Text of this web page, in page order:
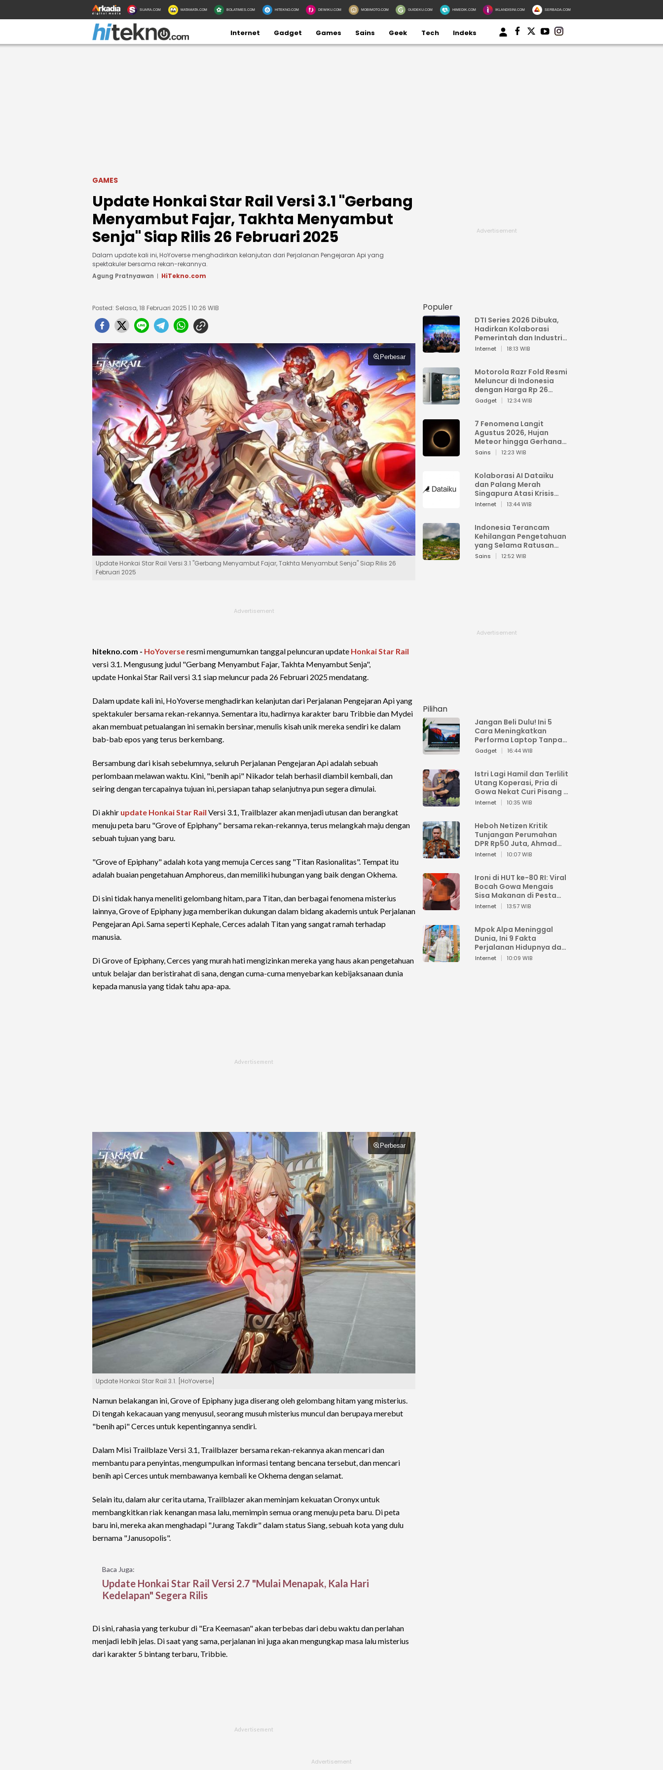
SUARA.COM MATAMATA.COM BOLATIMES.COM HITEKNO.COM DEWIKU.COM MOBIMOTO.COM GUIDEKU.COM HIMEDIK.COM IKLANDISINI.COM SERBADA.COM
Internet Gadget Games Sains Geek Tech Indeks
GAMES
Update Honkai Star Rail Versi 3.1 "Gerbang
Menyambut Fajar, Takhta Menyambut
Senja" Siap Rilis 26 Februari 2025
Dalam update kali ini, HoYoverse menghadirkan kelanjutan dari Perjalanan Pengejaran Api yang
spektakuler bersama rekan-rekannya.
Agung Pratnyawan
HiTekno.com
Posted: Selasa, 18 Februari 2025 | 10:26 WIB
Perbesar
Update Honkai Star Rail Versi 3.1 "Gerbang Menyambut Fajar, Takhta Menyambut Senja" Siap Rilis 26
Februari 2025
hitekno.com - HoYoverseresmi mengumumkan tanggal peluncuran update Honkai Star Rail
versi 3.1. Mengusung judul "Gerbang Menyambut Fajar, Takhta Menyambut Senja",
update Honkai Star Rail versi 3.1 siap meluncur pada 26 Februari 2025 mendatang.
Dalam update kali ini, HoYoverse menghadirkan kelanjutan dari Perjalanan Pengejaran Api yang
spektakuler bersama rekan-rekannya. Sementara itu, hadirnya karakter baru Tribbie dan Mydei
akan membuat petualangan ini semakin bersinar, menulis kisah unik mereka sendiri ke dalam
bab-bab epos yang terus berkembang.
Bersambung dari kisah sebelumnya, seluruh Perjalanan Pengejaran Api adalah sebuah
perlombaan melawan waktu. Kini, "benih api" Nikador telah berhasil diambil kembali, dan
seiring dengan tercapainya tujuan ini, persiapan tahap selanjutnya pun segera dimulai.
Di akhir update Honkai Star Rail Versi 3.1, Trailblazer akan menjadi utusan dan berangkat
menuju peta baru "Grove of Epiphany" bersama rekan-rekannya, terus melangkah maju dengan
sebuah tujuan yang baru.
"Grove of Epiphany" adalah kota yang memuja Cerces sang "Titan Rasionalitas". Tempat itu
adalah buaian pengetahuan Amphoreus, dan memiliki hubungan yang baik dengan Okhema.
Di sini tidak hanya meneliti gelombang hitam, para Titan, dan berbagai fenomena misterius
lainnya, Grove of Epiphany juga memberikan dukungan dalam bidang akademis untuk Perjalanan
Pengejaran Api. Sama seperti Kephale, Cerces adalah Titan yang sangat ramah terhadap
manusia.
Di Grove of Epiphany, Cerces yang murah hati mengizinkan mereka yang haus akan pengetahuan
untuk belajar dan beristirahat di sana, dengan cuma-cuma menyebarkan kebijaksanaan dunia
kepada manusia yang tidak tahu apa-apa.
Perbesar
Update Honkai Star Rail 3.1. [HoYoverse]
Namun belakangan ini, Grove of Epiphany juga diserang oleh gelombang hitam yang misterius.
Di tengah kekacauan yang menyusul, seorang musuh misterius muncul dan berupaya merebut
"benih api" Cerces untuk kepentingannya sendiri.
Dalam Misi Trailblaze Versi 3.1, Trailblazer bersama rekan-rekannya akan mencari dan
membantu para penyintas, mengumpulkan informasi tentang bencana tersebut, dan mencari
benih api Cerces untuk membawanya kembali ke Okhema dengan selamat.
Selain itu, dalam alur cerita utama, Trailblazer akan meminjam kekuatan Oronyx untuk
membangkitkan riak kenangan masa lalu, memimpin semua orang menuju peta baru. Di peta
baru ini, mereka akan menghadapi "Jurang Takdir" dalam status Siang, sebuah kota yang dulu
bernama "Janusopolis".
Baca Juga:
Update Honkai Star Rail Versi 2.7 "Mulai Menapak, Kala Hari
Kedelapan" Segera Rilis
Di sini, rahasia yang terkubur di "Era Keemasan" akan terbebas dari debu waktu dan perlahan
menjadi lebih jelas. Di saat yang sama, perjalanan ini juga akan mengungkap masa lalu misterius
dari karakter 5 bintang terbaru, Tribbie.
Populer
DTI Series 2026 Dibuka,
Hadirkan Kolaborasi
Pemerintah dan Industri
untuk Percepatan
Internet 18:13 WIB
Motorola Razr Fold Resmi
Meluncur di Indonesia
dengan Harga Rp 26
Jutaan
Gadget 12:34 WIB
7 Fenomena Langit
Agustus 2026, Hujan
Meteor hingga Gerhana
Matahari
Sains 12:23 WIB
Kolaborasi AI Dataiku
dan Palang Merah
Singapura Atasi Krisis
Bencana
Internet 13:44 WIB
Indonesia Terancam
Kehilangan Pengetahuan
yang Selama Ratusan
Tahun Menjaga Alam
Sains 12:52 WIB
Pilihan
Jangan Beli Dulu! Ini 5
Cara Meningkatkan
Performa Laptop Tanpa
Harus Beli Baru
Gadget 16:44 WIB
Istri Lagi Hamil dan Terlilit
Utang Koperasi, Pria di
Gowa Nekat Curi Pisang 4
Tandan Milik Tetangga,
Internet 10:35 WIB
Heboh Netizen Kritik
Tunjangan Perumahan
DPR Rp50 Juta, Ahmad
Sahroni: Enggak Senang
Internet 10:07 WIB
Ironi di HUT ke-80 RI: Viral
Bocah Gowa Mengais
Sisa Makanan di Pesta
Kemerdekaan
Internet 13:57 WIB
Mpok Alpa Meninggal
Dunia, Ini 9 Fakta
Perjalanan Hidupnya dari
Viral hingga Puncak
Internet 10:09 WIB